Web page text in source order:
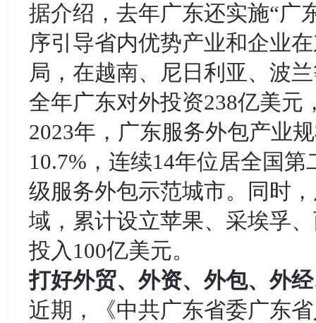
据介绍，去年广东还实施“广
序引导省内优势产业和企业
局，在越南、尼日利亚、波
全年广东对外投资238亿美元
2023年，广东服务外包产业
10.7%，连续14年位居全国
级服务外包示范城市。同时
域，累计设立苹果、采埃孚
投入100亿美元。
打好外贸、外资、外包、外
近期，《中共广东省委广东